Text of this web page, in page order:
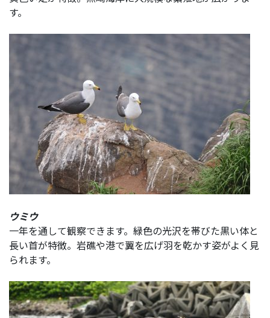
す。
ウミウ
一年を通して観察できます。緑色の光沢を帯びた黒い体と
長い首が特徴。岩礁や港で翼を広げ羽を乾かす姿がよく見
られます。